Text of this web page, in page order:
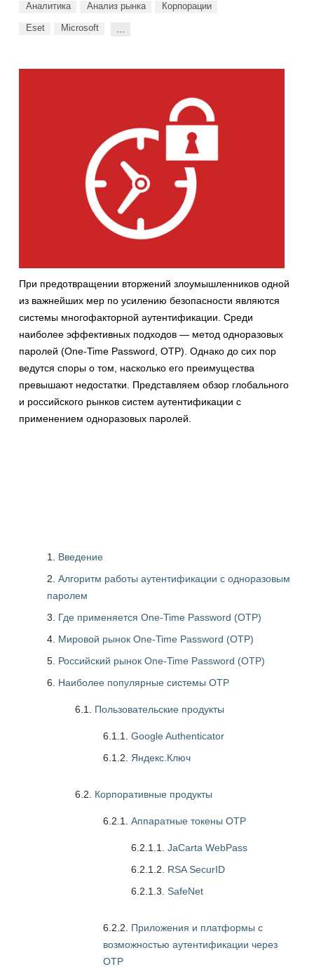
Аналитика Анализ рынка Корпорации
Eset Microsoft ...
При предотвращении вторжений злоумышленников одной
из важнейших мер по усилению безопасности являются
системы многофакторной аутентификации. Среди
наиболее эффективных подходов — метод одноразовых
паролей (One-Time Password, OTP). Однако до сих пор
ведутся споры о том, насколько его преимущества
превышают недостатки. Представляем обзор глобального
и российского рынков систем аутентификации с
применением одноразовых паролей.
Введение
Алгоритм работы аутентификации с одноразовым
паролем
Где применяется One-Time Password (OTP)
Мировой рынок One-Time Password (OTP)
Российский рынок One-Time Password (OTP)
Наиболее популярные системы OTP
6.1. Пользовательские продукты
6.1.1. Google Authenticator
6.1.2. Яндекс.Ключ
6.2. Корпоративные продукты
6.2.1. Аппаратные токены OTP
6.2.1.1. JaCarta WebPass
6.2.1.2. RSA SecurID
6.2.1.3. SafeNet
6.2.2. Приложения и платформы с
возможностью аутентификации через
OTP